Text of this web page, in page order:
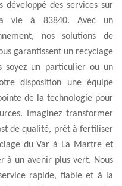
développé des services sur
vie à 83840. Avec un
nos solutions de
garantissent un recyclage
soyez un particulier ou un
disposition une équipe
de la technologie pour
Imaginez transformer
de qualité, prêt à fertiliser
du Var à La Martre et
à un avenir plus vert. Nous
rapide, fiable et à la